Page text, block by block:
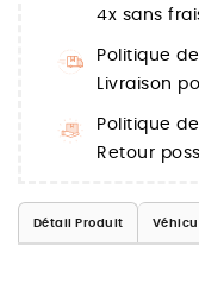
4x sans
Politique
Livraison
Politique
Retour
Détail Produit